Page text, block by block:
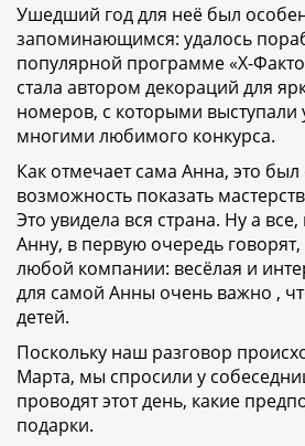
Ушедший год для неё был
запоминающимся: удалось
популярной программе «Х-
стала автором декораций для
номеров, с которыми выступали
многими любимого конкурса.
Как отмечает сама Анна, это
возможность показать
Это увидела вся страна. Ну а
Анну, в первую очередь
любой компании: весёлая и
для самой Анны очень важно ,
детей.
Поскольку наш разговор
Марта, мы спросили у
проводят этот день, какие
подарки.